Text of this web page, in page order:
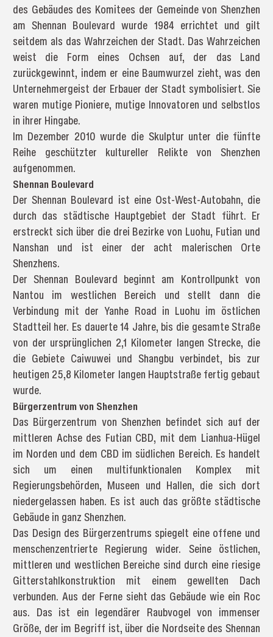
des Gebäudes des Komitees der Gemeinde von Shenzhen
am Shennan Boulevard wurde 1984 errichtet und gilt
seitdem als das Wahrzeichen der Stadt. Das Wahrzeichen
weist die Form eines Ochsen auf, der das Land
zurückgewinnt, indem er eine Baumwurzel zieht, was den
Unternehmergeist der Erbauer der Stadt symbolisiert. Sie
waren mutige Pioniere, mutige Innovatoren und selbstlos
in ihrer Hingabe.
Im Dezember 2010 wurde die Skulptur unter die fünfte
Reihe geschützter kultureller Relikte von Shenzhen
aufgenommen.
Shennan Boulevard
Der Shennan Boulevard ist eine Ost-West-Autobahn, die
durch das städtische Hauptgebiet der Stadt führt. Er
erstreckt sich über die drei Bezirke von Luohu, Futian und
Nanshan und ist einer der acht malerischen Orte
Shenzhens.
Der Shennan Boulevard beginnt am Kontrollpunkt von
Nantou im westlichen Bereich und stellt dann die
Verbindung mit der Yanhe Road in Luohu im östlichen
Stadtteil her. Es dauerte 14 Jahre, bis die gesamte Straße
von der ursprünglichen 2,1 Kilometer langen Strecke, die
die Gebiete Caiwuwei und Shangbu verbindet, bis zur
heutigen 25,8 Kilometer langen Hauptstraße fertig gebaut
wurde.
Bürgerzentrum von Shenzhen
Das Bürgerzentrum von Shenzhen befindet sich auf der
mittleren Achse des Futian CBD, mit dem Lianhua-Hügel
im Norden und dem CBD im südlichen Bereich. Es handelt
sich um einen multifunktionalen Komplex mit
Regierungsbehörden, Museen und Hallen, die sich dort
niedergelassen haben. Es ist auch das größte städtische
Gebäude in ganz Shenzhen.
Das Design des Bürgerzentrums spiegelt eine offene und
menschenzentrierte Regierung wider. Seine östlichen,
mittleren und westlichen Bereiche sind durch eine riesige
Gitterstahlkonstruktion mit einem gewellten Dach
verbunden. Aus der Ferne sieht das Gebäude wie ein Roc
aus. Das ist ein legendärer Raubvogel von immenser
Größe, der im Begriff ist, über die Nordseite des Shennan